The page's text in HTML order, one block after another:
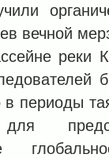
вечной
реки
в периоды